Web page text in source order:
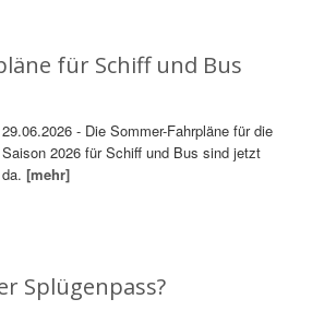
für Schiff und Bus
29.06.2026 - Die Sommer-Fahrpläne für die
Saison 2026 für Schiff und Bus sind jetzt
da.[mehr]
Splügenpass?